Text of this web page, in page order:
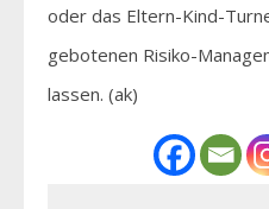
oder das Eltern-Kind-
gebotenen Risiko-
lassen. (ak)